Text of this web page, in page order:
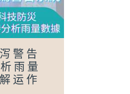
警告
雨量
运作